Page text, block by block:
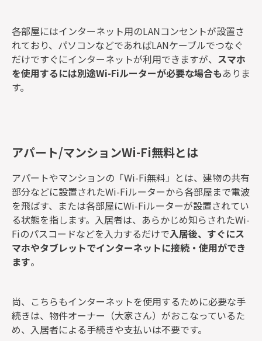
各部屋にはインターネット用のLANコンセントが設置さ
れており、パソコンなどであればLANケーブルでつなぐ
だけですぐにインターネットが利用できますが、 スマホ
を使用するには別途Wi-Fiルーターが必要な場合もありま
す。
アパート/マンションWi-Fi無料とは
アパートやマンションの「Wi-Fi無料」とは、建物の共有
部分などに設置されたWi-Fiルーターから各部屋まで電波
を飛ばす、または各部屋にWi-Fiルーターが設置されてい
る状態を指します。入居者は、あらかじめ知らされたWi-
Fiのパスコードなどを入力するだけで入居後、すぐにス
マホやタブレットでインターネットに接続・使用ができ
ます。
尚、こちらもインターネットを使用するために必要な手
続きは、物件オーナー（大家さん）がおこなっているた
め、入居者による手続きや支払いは不要です。